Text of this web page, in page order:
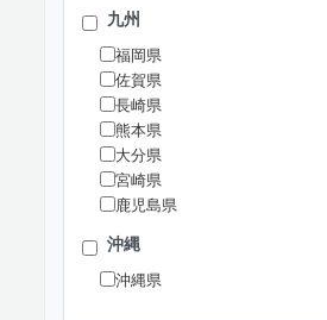
九州
福岡県
佐賀県
長崎県
熊本県
大分県
宮崎県
鹿児島県
沖縄
沖縄県